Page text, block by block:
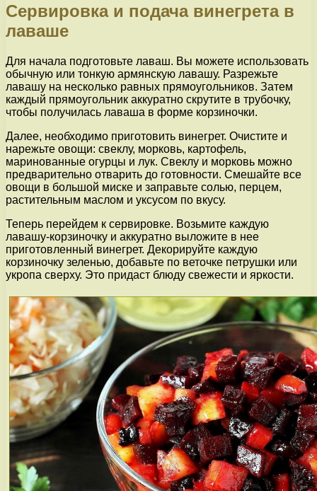
Сервировка и подача винегрета в
лаваше
Для начала подготовьте лаваш. Вы можете использовать
обычную или тонкую армянскую лавашу. Разрежьте
лавашу на несколько равных прямоугольников. Затем
каждый прямоугольник аккуратно скрутите в трубочку,
чтобы получилась лаваша в форме корзиночки.
Далее, необходимо приготовить винегрет. Очистите и
нарежьте овощи: свеклу, морковь, картофель,
маринованные огурцы и лук. Свеклу и морковь можно
предварительно отварить до готовности. Смешайте все
овощи в большой миске и заправьте солью, перцем,
растительным маслом и уксусом по вкусу.
Теперь перейдем к сервировке. Возьмите каждую
лавашу-корзиночку и аккуратно выложите в нее
приготовленный винегрет. Декорируйте каждую
корзиночку зеленью, добавьте по веточке петрушки или
укропа сверху. Это придаст блюду свежести и яркости.